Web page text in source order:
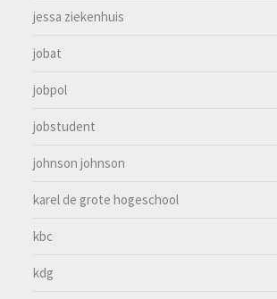
jessa ziekenhuis
jobat
jobpol
jobstudent
johnson johnson
karel de grote hogeschool
kbc
kdg